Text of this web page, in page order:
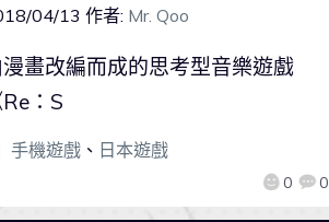
04/13 作者: Mr. Qoo
0 0
漫畫改編而成的思考型音樂遊戲
Re：S
手機遊戲、 日本遊戲